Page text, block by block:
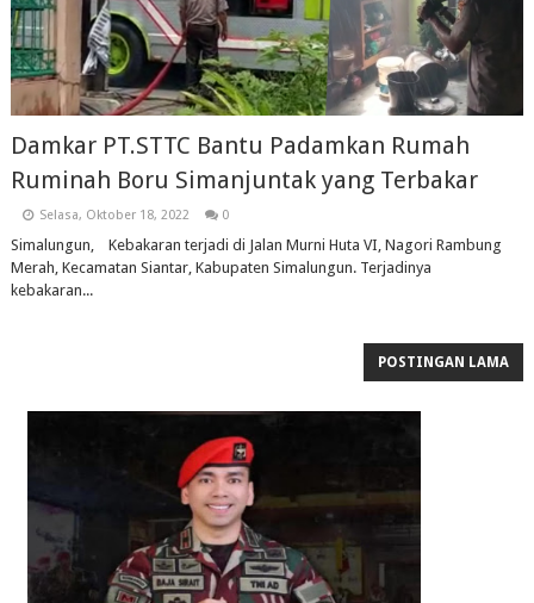
Damkar PT.STTC Bantu Padamkan Rumah
Ruminah Boru Simanjuntak yang Terbakar
Selasa, Oktober 18, 2022 0
Simalungun, Kebakaran terjadi di Jalan Murni Huta VI, Nagori Rambung
Merah, Kecamatan Siantar, Kabupaten Simalungun. Terjadinya
kebakaran...
POSTINGAN LAMA